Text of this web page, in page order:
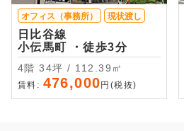
オフィス（事務所） 現状渡し
日比谷線
小伝馬町 ・徒歩3分
4階 34坪 / 112.39㎡
賃料: 476,000 円(税抜)